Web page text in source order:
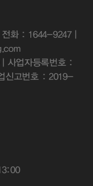
화 : 1644-9247 |
사업자등록번호 :
신고번호 : 2019-